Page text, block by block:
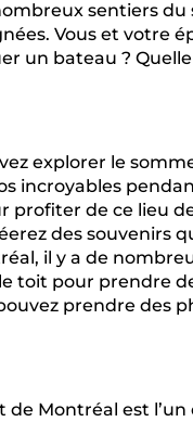
sentiers
Vous et votre
un bateau ?
explorer le
incroyables
profiter de ce lieu
des souvenirs
il y a de
toit pour prendre
prendre des
Montréal est l’un